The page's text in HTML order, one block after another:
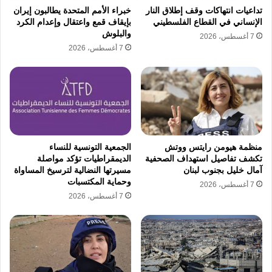
في ظل ظروف احتجاز تتسم بالغموض والحرمان
من الوصول إلى تمثيل قانوني أو محامٍ للدفاع عن
حقوقهما. تواجه ليندسي وكريغ قيوداً مشددة
وصلت إلى حد عزلهما التام عن أي تواصل خارجي
وذلك عقب قيامهما بإجراء مقابلة تضمنت كشف
تفاصيل متعلقة بأوضاع السجون في الجمهورية
الإسلامية الإيرانية مما دفع إدارة السجن لتشديد
الرقابة الأمنية عليهما.
يبدأ كريغ فورمن إضراباً مفتوحاً عن الطعام كخطوة
احتجاجية أخيرة على استمرار حرمانه من التواصل
مع عائلته والوصول إلى محامٍ متخصص. تخوض
أيضاً غزل مرزبان إضراباً عن الطعام في محاولة
تداعيات انتهاكات وقف إطلاق النار
الإنساني في القطاع الفلسطيني
7 أغسطس، 2026
خبراء الأمم المتحدة يطالبون إيران
بإيقاف قمع واعتقال وإعدام الكرد
والبلوش
7 أغسطس، 2026
منظمة هيومن رايتس ووتش
تكشف تفاصيل استهداف الصحفية
آمال خليل بجنوب لبنان
7 أغسطس، 2026
الجمعية التونسية للنساء
الديمقراطيات تؤكد مواصلة
مسيرتها النضالية لترسيخ المساواة
وحماية المكتسبات
7 أغسطس، 2026